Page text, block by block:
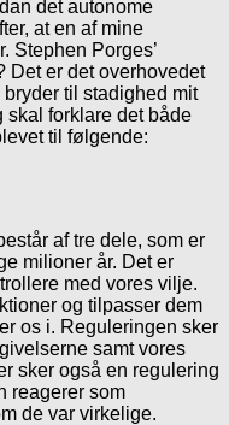
det autonome
at en af mine
Stephen Porges’
Det er det overhovedet
til stadighed mit
skal forklare det både
til følgende:
af tre dele, som er
milioner år. Det er
med vores vilje.
og tilpasser dem
os i. Reguleringen sker
samt vores
sker også en regulering
reagerer som
de var virkelige.